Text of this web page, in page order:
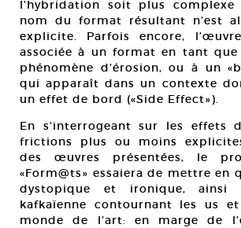
l’hybridation soit plus
nom du format résultant n’est
explicite. Parfois encore,
associée à un format en tant
phénomène d’érosion, ou à un
qui apparaît dans un contexte
un effet de bord («Side Effect»).
En s’interrogeant sur les effets
frictions plus ou moins
des œuvres présentées, le
«Form@ts» essaiera de mettre en
dystopique et ironique, ainsi
kafkaïenne contournant les us
monde de l’art: en marge de